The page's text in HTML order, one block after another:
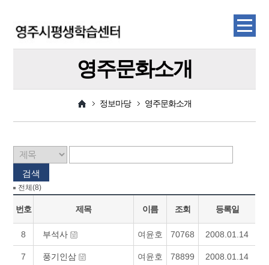
영주문화소개
정보마당 영주문화소개
검색
전체(8)
번호 제목 이름 조회 등록일
8 부석사 여윤호 70768 2008.01.14
7 풍기인삼 여윤호 78899 2008.01.14